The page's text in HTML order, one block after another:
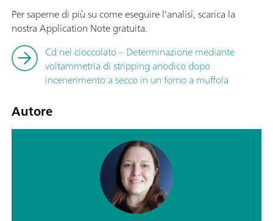
Per saperne di più su come eseguire l'analisi, scarica la
nostra Application Note gratuita.
Cd nel cioccolato – Determinazione mediante
voltammetria di stripping anodico dopo
incenerimento a secco in un forno a muffola
Autore